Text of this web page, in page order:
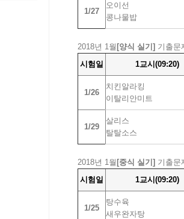
1/27
오이선
콩나물밥
2018년 1월 [양식 실기] 기출문
시험일
1교시(09:20)
1/26
치킨알라킹
이탈리안미트
1/29
살리스
탈탈소스
2018년 1월 [중식 실기] 기출문
시험일
1교시(09:20)
1/25
탕수육
새우완자탕